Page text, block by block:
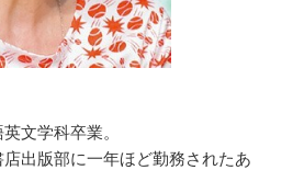
文学科卒業。
出版部に一年ほど勤務されたあ